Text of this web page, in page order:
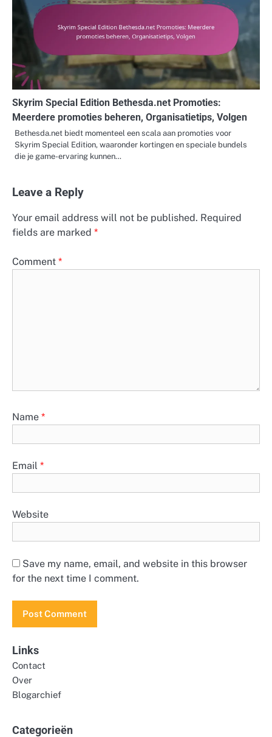
Skyrim Special Edition Bethesda.net Promoties:
Meerdere promoties beheren, Organisatietips, Volgen
Bethesda.net biedt momenteel een scala aan promoties voor
Skyrim Special Edition, waaronder kortingen en speciale bundels
die je game-ervaring kunnen…
Leave a Reply
Your email address will not be published. Required
fields are marked *
Comment *
Name *
Email *
Website
Save my name, email, and website in this browser
for the next time I comment.
Links
Contact
Over
Blogarchief
Categorieën